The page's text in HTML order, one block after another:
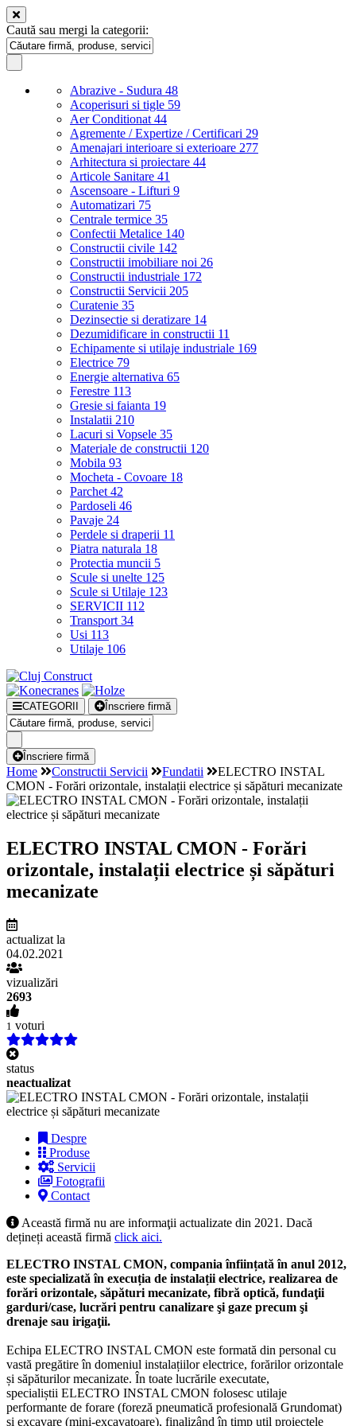
Caută sau mergi la categorii:
Abrazive - Sudura 48
Acoperisuri si tigle 59
Aer Conditionat 44
Agremente / Expertize / Certificari 29
Amenajari interioare si exterioare 277
Arhitectura si proiectare 44
Articole Sanitare 41
Ascensoare - Lifturi 9
Automatizari 75
Centrale termice 35
Confectii Metalice 140
Constructii civile 142
Constructii imobiliare noi 26
Constructii industriale 172
Constructii Servicii 205
Curatenie 35
Dezinsectie si deratizare 14
Dezumidificare in constructii 11
Echipamente si utilaje industriale 169
Electrice 79
Energie alternativa 65
Ferestre 113
Gresie si faianta 19
Instalatii 210
Lacuri si Vopsele 35
Materiale de constructii 120
Mobila 93
Mocheta - Covoare 18
Parchet 42
Pardoseli 46
Pavaje 24
Perdele si draperii 11
Piatra naturala 18
Protectia muncii 5
Scule si unelte 125
Scule si Utilaje 123
SERVICII 112
Transport 34
Usi 113
Utilaje 106
CATEGORII Înscriere firmă
Înscriere firmă
Home Constructii Servicii Fundatii
ELECTRO INSTAL
CMON - Forări orizontale, instalații electrice și săpături mecanizate
ELECTRO INSTAL CMON - Forări
orizontale, instalații electrice și săpături
mecanizate
actualizat la
04.02.2021
vizualizări
2693
1 voturi
status
neactualizat
Despre
Produse
Servicii
Fotografii
Contact
Această firmă nu are informaţii actualizate din 2021. Dacă
dețineți această firmă click aici.
ELECTRO INSTAL CMON, compania înființată în anul 2012,
este specializată în execuția de instalații electrice, realizarea de
forări orizontale, săpături mecanizate, fibră optică, fundaţii
garduri/case, lucrări pentru canalizare şi gaze precum şi
drenaje sau irigaţii.
Echipa ELECTRO INSTAL CMON este formată din personal cu
vastă pregătire în domeniul instalațiilor electrice, forărilor orizontale
și săpăturilor mecanizate. În toate lucrările executate,
specialiștii ELECTRO INSTAL CMON folosesc utilaje
performante de forare (foreză pneumatică profesională Grundomat)
și excavare (mini-excavatoare), finalizând în timp util proiectele